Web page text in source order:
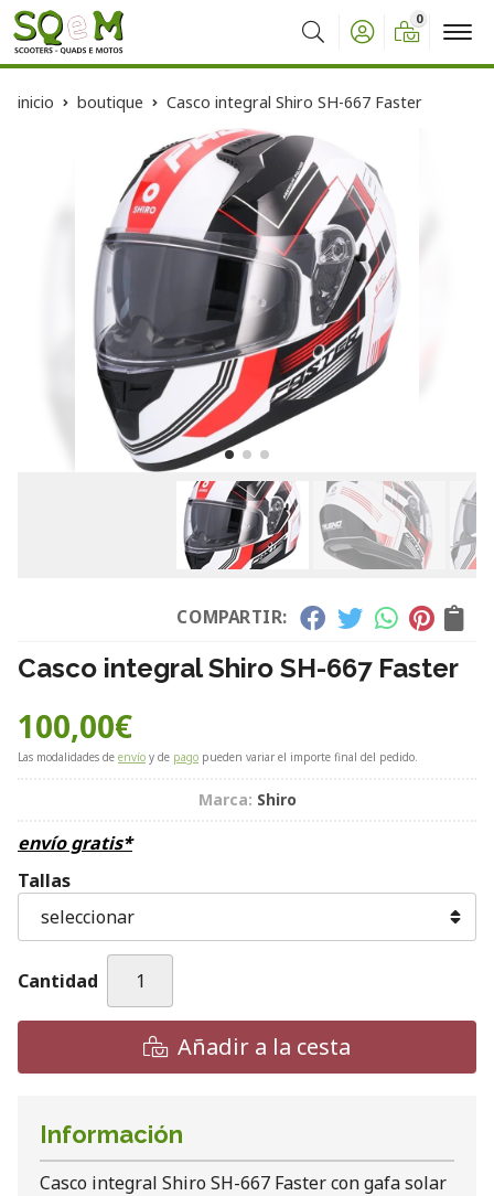
Buscar
0
inicio boutique Casco integral Shiro SH-667 Faster
COMPARTIR:
Casco integral Shiro SH-667 Faster
100,00€
Las modalidades de envío y de pago pueden variar el importe final del pedido.
Marca: Shiro
envío gratis*
Tallas
Cantidad
Añadir a la cesta
Información
Casco integral Shiro SH-667 Faster con gafa solar